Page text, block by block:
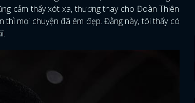
cảm thấy xót xa, thương thay cho Đoàn Thiên
thì mọi chuyện đã êm đẹp. Đằng này, tôi thấy có